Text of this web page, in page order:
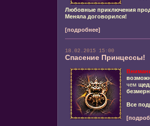
Любовные приключения
Меняла договорился!
[подробнее]
18.02.2015 15:00
Спасение Принцессы!
чем
Все